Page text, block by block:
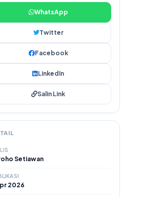
WhatsApp
Twitter
Facebook
LinkedIn
Salin Link
Setiawan
2026